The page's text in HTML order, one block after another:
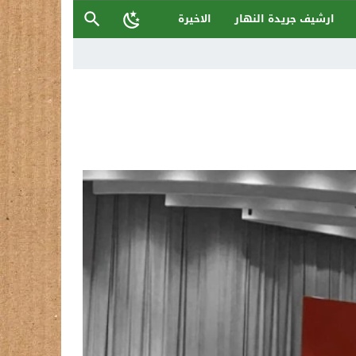
ارشيف جريدة النهار
الاخيرة
ليس موجها ضد الدولة العراقية
بغرق شاب في بغداد والسليمانية